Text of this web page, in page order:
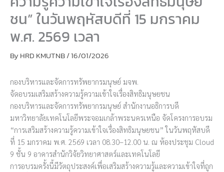
ชน” ในวันพฤหัสบดีที่ 15 มกราคม
พ.ศ. 2569 เวลา
By HRD KMUTNB/16/01/2026
กองบริหารและจัดการทรัพยากรมนุษย์ มจพ.
จัดอบรมเสริมสร้างความรู้ความเข้าใจเรื่องสิทธิมนุษยชน
กองบริหารและจัดการทรัพยากรมนุษย์ สำนักงานอธิการบดี
มหาวิทยาลัยเทคโนโลยีพระจอมเกล้าพระนครเหนือ จัดโครงการอบรม
“การเสริมสร้างความรู้ความเข้าใจเรื่องสิทธิมนุษยชน” ในวันพฤหัสบดี
ที่ 15 มกราคม พ.ศ. 2569 เวลา 08.30–12.00 น. ณ ห้องประชุม Cloud
9 ชั้น 9 อาคารสำนักวิจัยวิทยาศาสตร์และเทคโนโลยี
การอบรมครั้งนี้มีวัตถุประสงค์เพื่อเสริมสร้างความรู้และความเข้าใจที่ถูก